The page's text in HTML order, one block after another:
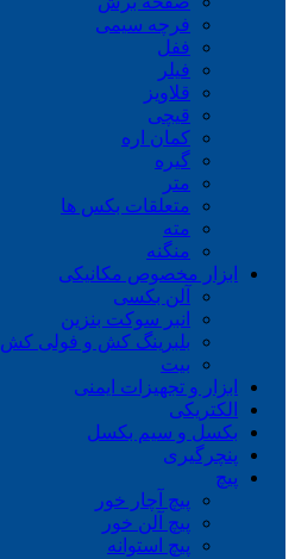
فرچه سیمی
ففل
فیلر
قلاویز
قیچی
کمان اره
گیره
متر
متعلقات بکس ها
مته
منگنه
ابزار مخصوص مکانیکی
آلن بکسی
انبر سوکت بنزین
بلبرینگ کش و فولی کش
بیت
ابزار و تجهیزات ایمنی
الکتریکی
بکسل و سیم بکسل
پنچرگیری
پیچ
پیچ آچار خور
پیچ آلن خور
پیچ استوانه